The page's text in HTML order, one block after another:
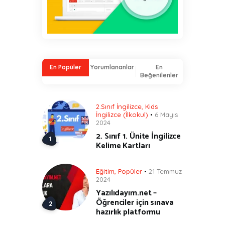
En Popüler Yorumlananlar
En
Beğenilenler
2.Sınıf İngilizce Kids
İngilizce (İlkokul)
6 Mayıs
2024
2. Sınıf 1. Ünite İngilizce
Kelime Kartları
Eğitim Popüler
21 Temmuz
2024
Yazılıdayım.net –
Öğrenciler için sınava
hazırlık platformu